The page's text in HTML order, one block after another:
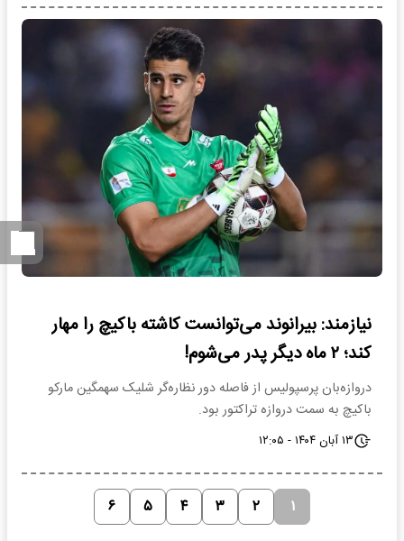
نیازمند: بیرانوند می‌توانست کاشته باکیچ را مهار
کند؛ ۲ ماه دیگر پدر می‌شوم!
دروازه‌بان پرسپولیس از فاصله دور نظاره‌گر شلیک سهمگین مارکو
باکیچ به سمت دروازه تراکتور بود.
۱۳ آبان ۱۴۰۴ - ۱۲:۰۵
۱ ۲ ۳ ۴ ۵ ۶